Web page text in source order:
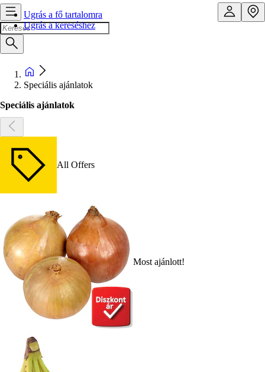
Ugrás a fő tartalomra
Ugrás a kereséshez
Speciális ajánlatok
Speciális ajánlatok
All Offers
Most ajánlott!